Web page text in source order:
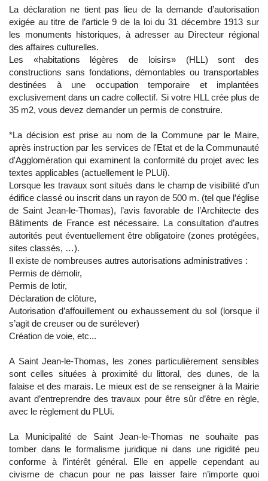
La déclaration ne tient pas lieu de la demande d’autorisation
exigée au titre de l’article 9 de la loi du 31 décembre 1913 sur
les monuments historiques, à adresser au Directeur régional
des affaires culturelles.
Les «habitations légères de loisirs» (HLL) sont des
constructions sans fondations, démontables ou transportables
destinées à une occupation temporaire et implantées
exclusivement dans un cadre collectif. Si votre HLL crée plus de
35 m2, vous devez demander un permis de construire.
*La décision est prise au nom de la Commune par le Maire,
après instruction par les services de l'Etat et de la Communauté
d'Agglomération qui examinent la conformité du projet avec les
textes applicables (actuellement le PLUi).
Lorsque les travaux sont situés dans le champ de visibilité d’un
édifice classé ou inscrit dans un rayon de 500 m. (tel que l’église
de Saint Jean-le-Thomas), l’avis favorable de l’Architecte des
Bâtiments de France est nécessaire. La consultation d’autres
autorités peut éventuellement être obligatoire (zones protégées,
sites classés, …).
Il existe de nombreuses autres autorisations administratives :
Permis de démolir,
Permis de lotir,
Déclaration de clôture,
Autorisation d’affouillement ou exhaussement du sol (lorsque il
s’agit de creuser ou de surélever)
Création de voie, etc...
A Saint Jean-le-Thomas, les zones particulièrement sensibles
sont celles situées à proximité du littoral, des dunes, de la
falaise et des marais. Le mieux est de se renseigner à la Mairie
avant d’entreprendre des travaux pour être sûr d’être en règle,
avec le règlement du PLUi.
La Municipalité de Saint Jean-le-Thomas ne souhaite pas
tomber dans le formalisme juridique ni dans une rigidité peu
conforme à l’intérêt général. Elle en appelle cependant au
civisme de chacun pour ne pas laisser faire n’importe quoi